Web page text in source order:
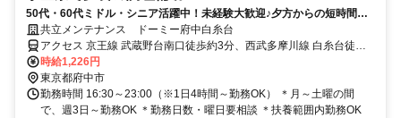
50代・60代ミドル・シニア活躍中！未経験大歓迎♪夕方からの短時間だ
け◎家事の延長線上でOK
共立メンテナンス ドーミー府中白糸台
アクセス 京王線 武蔵野台南口徒歩約3分、西武多摩川線 白糸台徒歩
約9分、京王線 多磨霊園北口徒歩約12分
時給1,226円
東京都府中市
勤務時間 16:30～23:00（※1日4時間～勤務OK） ＊月～土曜の間
で、週3日～勤務OK ＊勤務日数・曜日要相談 ＊扶養範囲内勤務OK